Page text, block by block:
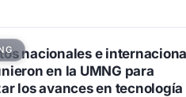
nacionales e
en la UMNG para
los avances en tecnología